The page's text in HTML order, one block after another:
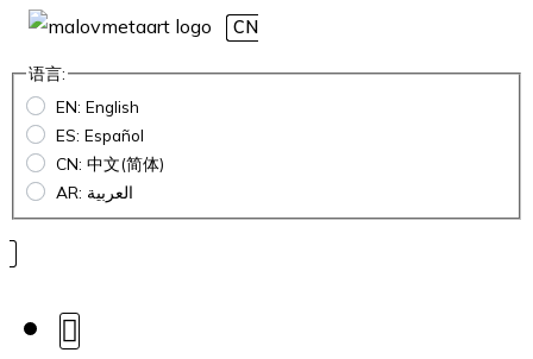
CN
语言:
EN: English
ES: Español
CN: 中文(简体)
AR: العربية